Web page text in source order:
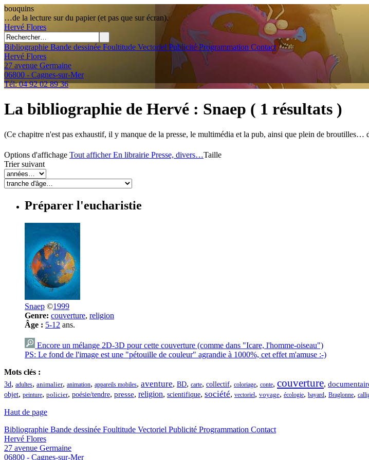
bouquins
…de la lecture sur du papier (et pas que sur écran).
Hervé Flores
Bibliographie Bande dessinée Foultitude Vectoriel PublicitéProgrammation Contact
Hervé Flores
27 avenue Germaine
06800 - Cagnes-sur-Mer
Tél: 04 92 02 89 36
La bibliographie de Hervé : Snaep ( 1 résultats )
(Ce chapitre n'est pas exhaustif, il y manque de la presse, le multimédia et la pub, ainsi que plein de broutilles…
Options d'affichage Tout afficherEn librairie Presse, divers…Taille
Trier suivant
Préparer l'eucharistie
Snaep ©1999
Genre: couverture, religion
Âge : 5-12 ans.
Encore un mélange 2D-3D pour cette couverture (comme dans "Icare, l'homme-oiseau")
PS: Le fond de l'image est une "pétouille de couleur" agrandie à 1000%, cet effet m'amuse :-)
Mots clés :
3d, adultes, animalier, animation, appareils mobiles, aventure, BD, carte, collectif, coloriage, conte, couverture,
objet, peinture, policier, poésie/tendre, presse, religion, scientifique, société, vectoriel, voyage, écologie, bayard, Braglonne,
Haut de page
Bibliographie Bande dessinée Foultitude Vectoriel Publicité Programmation Contact
Hervé Flores
27 avenue Germaine
06800 - Cagnes-sur-Mer